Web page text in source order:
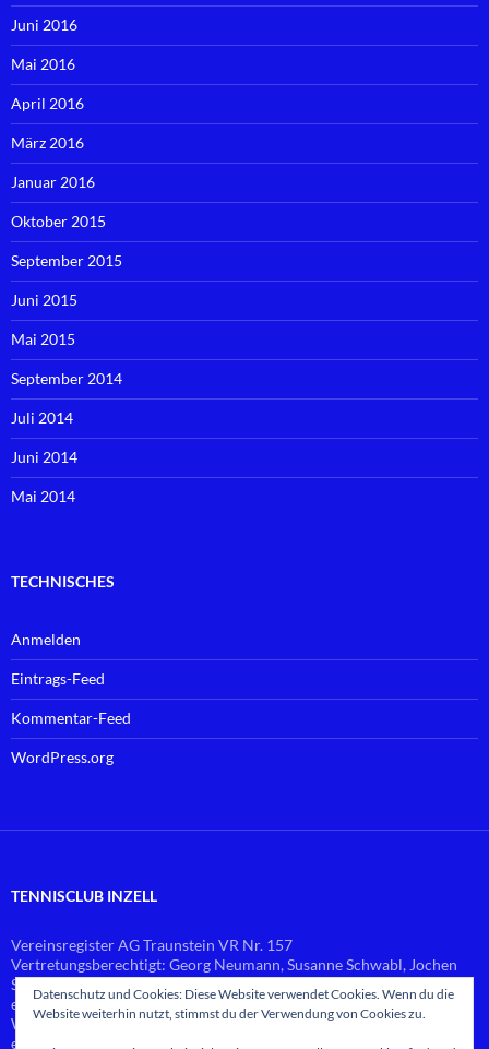
Juni 2016
Mai 2016
April 2016
März 2016
Januar 2016
Oktober 2015
September 2015
Juni 2015
Mai 2015
September 2014
Juli 2014
Juni 2014
Mai 2014
TECHNISCHES
Anmelden
Eintrags-Feed
Kommentar-Feed
WordPress.org
TENNISCLUB INZELL
Vereinsregister AG Traunstein VR Nr. 157
Vertretungsberechtigt: Georg Neumann, Susanne Schwabl, Jochen
Schlierf
email:vorstand@tennis-inzell.de
Web-Master: Georg Neumann
email:
Datenschutz und Cookies: Diese Website verwendet Cookies. Wenn du die
Website weiterhin nutzt, stimmst du der Verwendung von Cookies zu.